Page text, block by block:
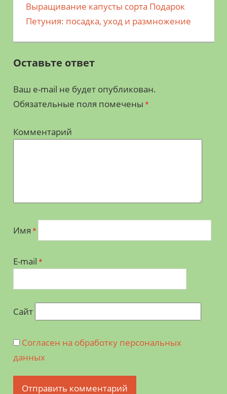
Навигация
по
записям
Предыдущая
запись;
Выращивание капусты сорта Подарок
Следующая
Петуния: посадка, уход и размножение
Оставьте ответ
Ваш e-mail не будет опубликован.
Обязательные поля помечены *
Комментарий
Имя *
E-mail *
Сайт
Согласен на обработку персональных
данных